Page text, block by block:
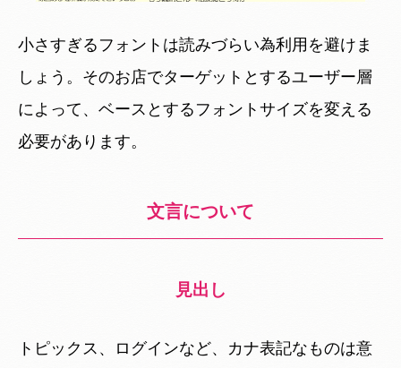
小さすぎるフォントは読みづらい為利用を避けま
しょう。そのお店でターゲットとするユーザー層
によって、ベースとするフォントサイズを変える
必要があります。
文言について
見出し
トピックス、ログインなど、カナ表記なものは意